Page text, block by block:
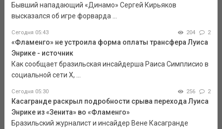
Бывший нападающий «Динамо» Сергей Кирьяков
высказался об игре форварда ...
Сегодня 05:43 204 2
«Фламенго» не устроила форма оплаты трансфера Луиса
Энрике - источник
Как сообщает бразильская инсайдерша Раиса Симплисио в
социальной сети Х, ...
Сегодня 05:30 256 2
Касагранде раскрыл подробности срыва перехода Луиса
Энрике из «Зенита» во «Фламенго»
Бразильский журналист и инсайдер Вене Касагранде